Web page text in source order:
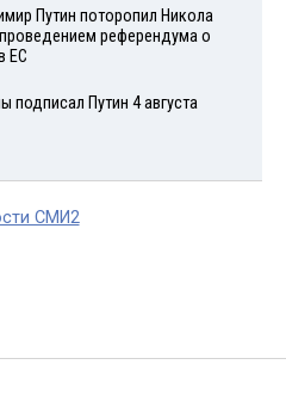
Путин поторопил Никола
референдума о
ЕС
подписал Путин 4 августа
СМИ2